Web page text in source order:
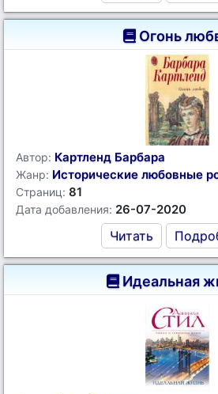
Огонь
Автор: Картленд Барбара
Жанр: Исторические любовные
Страниц: 81
Дата добавления: 26-07-2020
Читать
Идеальная